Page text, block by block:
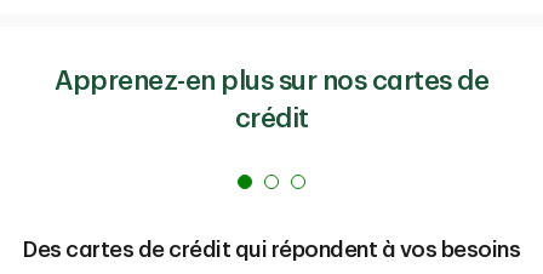
Apprenez-en plus sur nos cartes de
crédit
Des cartes de crédit qui répondent à vos besoins